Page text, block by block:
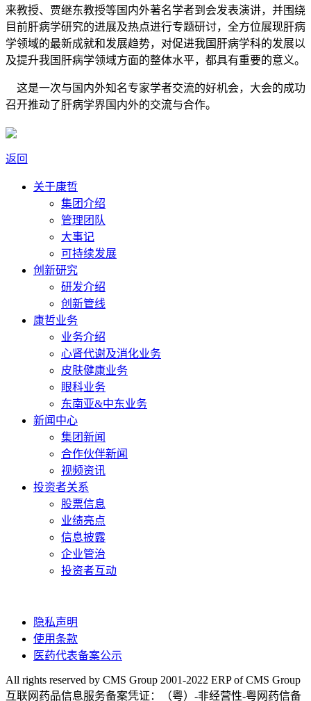
来教授、贾继东教授等国内外著名学者到会发表演讲，并围绕
目前肝病学研究的进展及热点进行专题研讨，全方位展现肝病
学领域的最新成就和发展趋势，对促进我国肝病学科的发展以
及提升我国肝病学领域方面的整体水平，都具有重要的意义。
这是一次与国内外知名专家学者交流的好机会，大会的成功
召开推动了肝病学界国内外的交流与合作。
返回
关于康哲
集团介绍
管理团队
大事记
可持续发展
创新研究
研发介绍
创新管线
康哲业务
业务介绍
心肾代谢及消化业务
皮肤健康业务
眼科业务
东南亚&中东业务
新闻中心
集团新闻
合作伙伴新闻
视频资讯
投资者关系
股票信息
业绩亮点
信息披露
企业管治
投资者互动
隐私声明
使用条款
医药代表备案公示
All rights reserved by CMS Group 2001-2022 ERP of CMS Group
互联网药品信息服务备案凭证：（粤）-非经营性-粤网药信备